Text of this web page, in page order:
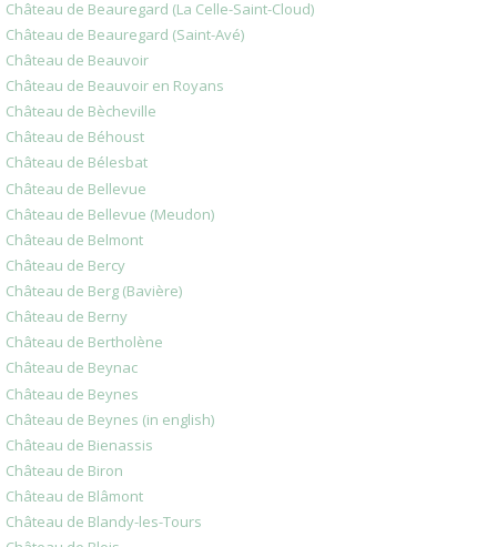
Château de Beauregard (La Celle-Saint-Cloud)
Château de Beauregard (Saint-Avé)
Château de Beauvoir
Château de Beauvoir en Royans
Château de Bècheville
Château de Béhoust
Château de Bélesbat
Château de Bellevue
Château de Bellevue (Meudon)
Château de Belmont
Château de Bercy
Château de Berg (Bavière)
Château de Berny
Château de Bertholène
Château de Beynac
Château de Beynes
Château de Beynes (in english)
Château de Bienassis
Château de Biron
Château de Blâmont
Château de Blandy-les-Tours